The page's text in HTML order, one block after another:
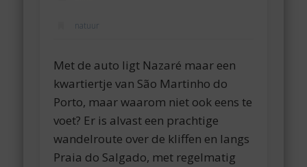
natuur
Met de auto ligt Nazaré maar een
kwartiertje van São Martinho do
Porto, maar waarom niet ook eens te
voet? Er is alvast een prachtige
wandelroute over de kliffen en langs
Praia do Salgado, met regelmatig